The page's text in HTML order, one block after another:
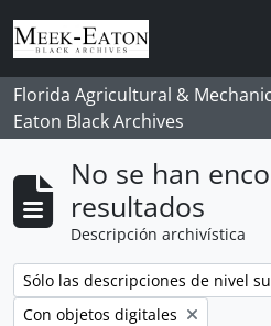
Skip to main content
Florida Agricultural &
Eaton Black Archives
No se han
resultados
Descripción archivística
Remove filter:
Sólo las descripciones de nivel
Remove filter:
Con objetos digitales